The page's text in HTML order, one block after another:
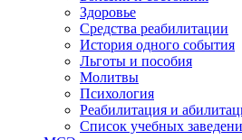
Здоровье
Средства реабилитации
История одного события
Льготы и пособия
Молитвы
Психология
Реабилитация и
Список учебных